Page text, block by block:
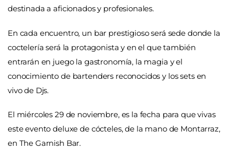
destinada a aficionados y profesionales.
En cada encuentro, un bar prestigioso será sede donde la
coctelería será la protagonista y en el que también
entrarán en juego la gastronomía, la magia y el
conocimiento de bartenders reconocidos y los sets en
vivo de Djs.
El miércoles 29 de noviembre, es la fecha para que vivas
este evento deluxe de cócteles, de la mano de Montarraz,
en The Garnish Bar.